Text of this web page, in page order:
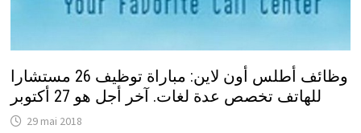
وظائف أطلس أون لاين: مباراة توظيف 26 مستشارا
للهاتف تخصص عدة لغات. آخر أجل هو 27 أكتوبر
29 mai 2018